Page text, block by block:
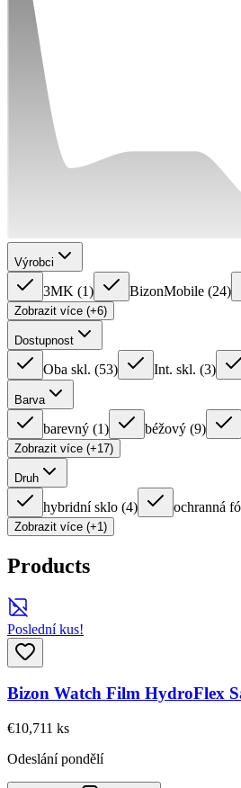
Výrobci
3MK (1) BizonMobile (24)
Zobrazit více (+6)
Dostupnost
Oba skl. (53) Int. skl. (3)
Barva
barevný (1) béžový (9)
Zobrazit více (+17)
Druh
hybridní sklo (4) ochranná
Zobrazit více (+1)
Products
Poslední kus!
Bizon Watch Film HydroFlex
€10,711 ks
Odeslání pondělí